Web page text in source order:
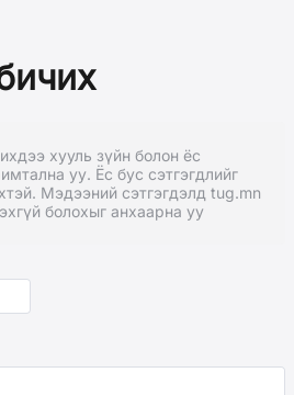
хууль зүйн болон ёс
уу. Ёс бус сэтгэгдлийг
Мэдээний сэтгэгдэлд tug.mn
болохыг анхаарна уу